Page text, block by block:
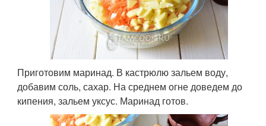
Приготовим маринад. В кастрюлю зальем воду,
добавим соль, сахар. На среднем огне доведем до
кипения, зальем уксус. Маринад готов.